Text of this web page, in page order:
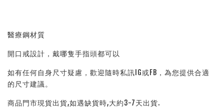
醫療鋼材質
開口戒設計，戴哪隻手指頭都可以
如有任何自身尺寸疑慮，歡迎隨時私訊IG或FB，為您提供合適
的尺寸建議。
商品門市現貨出貨,如遇缺貨時,大約3-7天出貨.